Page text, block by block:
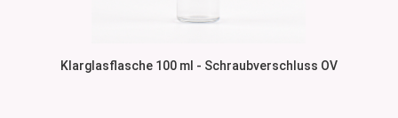
Klarglasflasche 100 ml - Schraubverschluss OV